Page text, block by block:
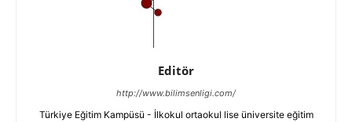
Editör
http://www.bilimsenligi.com/
Türkiye Eğitim Kampüsü - İlkokul ortaokul lise üniversite eğitim